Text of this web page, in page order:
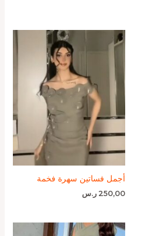
أجمل فساتين سهرة فخمة
250,00 ر.س